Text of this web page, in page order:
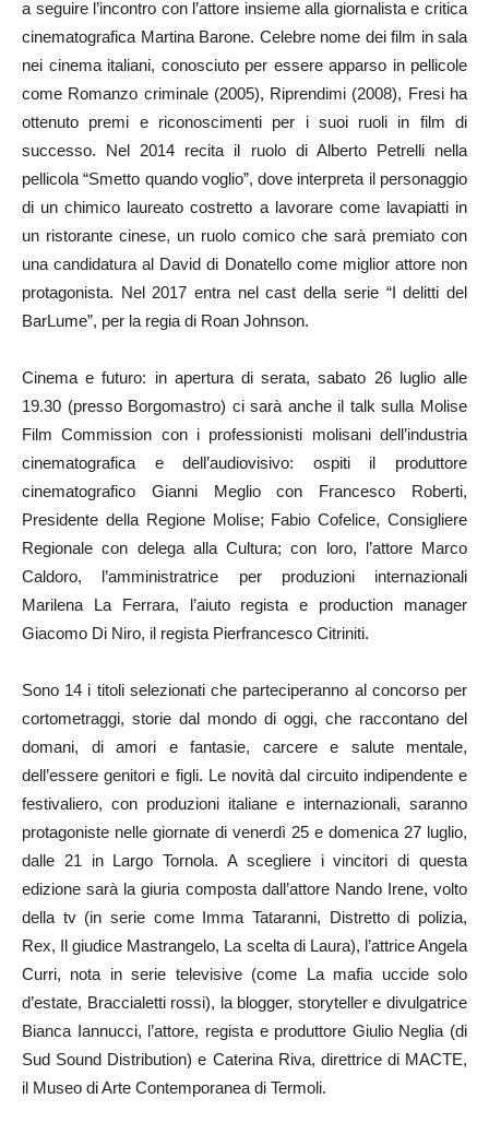
a seguire l’incontro con l’attore insieme alla giornalista e critica
cinematografica Martina Barone. Celebre nome dei film in sala
nei cinema italiani, conosciuto per essere apparso in pellicole
come Romanzo criminale (2005), Riprendimi (2008), Fresi ha
ottenuto premi e riconoscimenti per i suoi ruoli in film di
successo. Nel 2014 recita il ruolo di Alberto Petrelli nella
pellicola “Smetto quando voglio”, dove interpreta il personaggio
di un chimico laureato costretto a lavorare come lavapiatti in
un ristorante cinese, un ruolo comico che sarà premiato con
una candidatura al David di Donatello come miglior attore non
protagonista. Nel 2017 entra nel cast della serie “I delitti del
BarLume”, per la regia di Roan Johnson.
Cinema e futuro: in apertura di serata, sabato 26 luglio alle
19.30 (presso Borgomastro) ci sarà anche il talk sulla Molise
Film Commission con i professionisti molisani dell’industria
cinematografica e dell’audiovisivo: ospiti il produttore
cinematografico Gianni Meglio con Francesco Roberti,
Presidente della Regione Molise; Fabio Cofelice, Consigliere
Regionale con delega alla Cultura; con loro, l’attore Marco
Caldoro, l’amministratrice per produzioni internazionali
Marilena La Ferrara, l’aiuto regista e production manager
Giacomo Di Niro, il regista Pierfrancesco Citriniti.
Sono 14 i titoli selezionati che parteciperanno al concorso per
cortometraggi, storie dal mondo di oggi, che raccontano del
domani, di amori e fantasie, carcere e salute mentale,
dell’essere genitori e figli. Le novità dal circuito indipendente e
festivaliero, con produzioni italiane e internazionali, saranno
protagoniste nelle giornate di venerdì 25 e domenica 27 luglio,
dalle 21 in Largo Tornola. A scegliere i vincitori di questa
edizione sarà la giuria composta dall’attore Nando Irene, volto
della tv (in serie come Imma Tataranni, Distretto di polizia,
Rex, Il giudice Mastrangelo, La scelta di Laura), l’attrice Angela
Curri, nota in serie televisive (come La mafia uccide solo
d’estate, Braccialetti rossi), la blogger, storyteller e divulgatrice
Bianca Iannucci, l’attore, regista e produttore Giulio Neglia (di
Sud Sound Distribution) e Caterina Riva, direttrice di MACTE,
il Museo di Arte Contemporanea di Termoli.